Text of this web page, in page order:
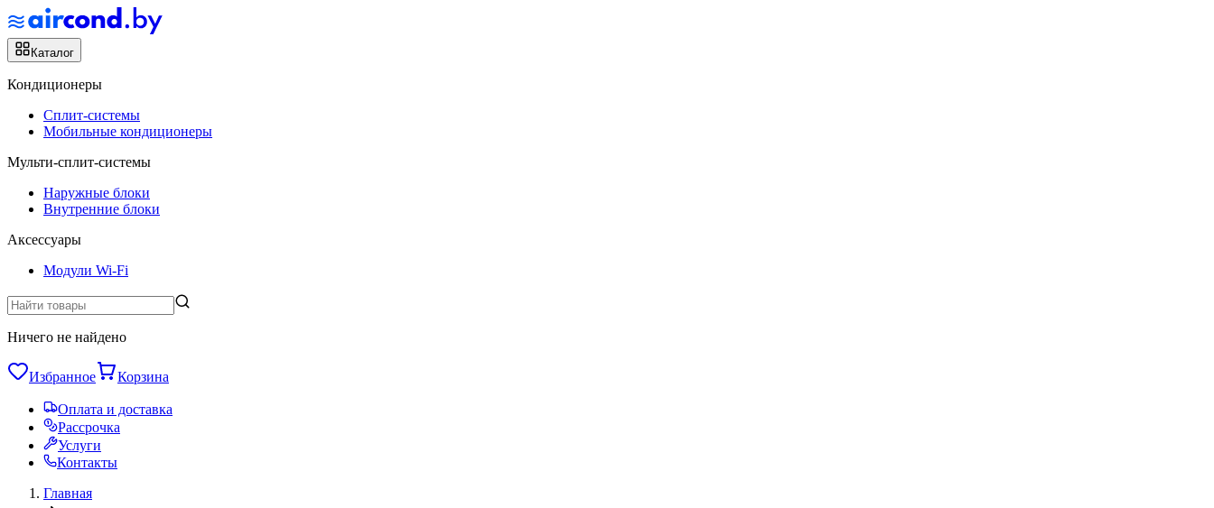
Каталог
Кондиционеры
Сплит-системы
Мобильные кондиционеры
Мульти-сплит-системы
Наружные блоки
Внутренние блоки
Аксессуары
Модули Wi-Fi
Ничего не найдено
Избранное Корзина
Оплата и доставка
Рассрочка
Услуги
Контакты
Главная